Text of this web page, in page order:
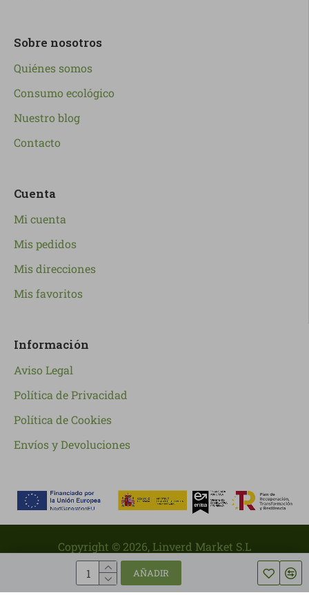
AÑADIR
Sobre nosotros
Quiénes somos
Consumo ecológico
Nuestro blog
Contacto
Cuenta
Mi cuenta
Mis pedidos
Mis direcciones
Mis favoritos
Información
Aviso Legal
Política de Privacidad
Política de Cookies
Envíos y Devoluciones
Copyright © 2026, Linverd Market S.L